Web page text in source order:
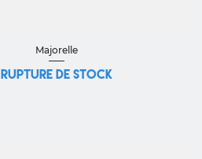
Aperçu rapide
Majorelle
Rupture de stock